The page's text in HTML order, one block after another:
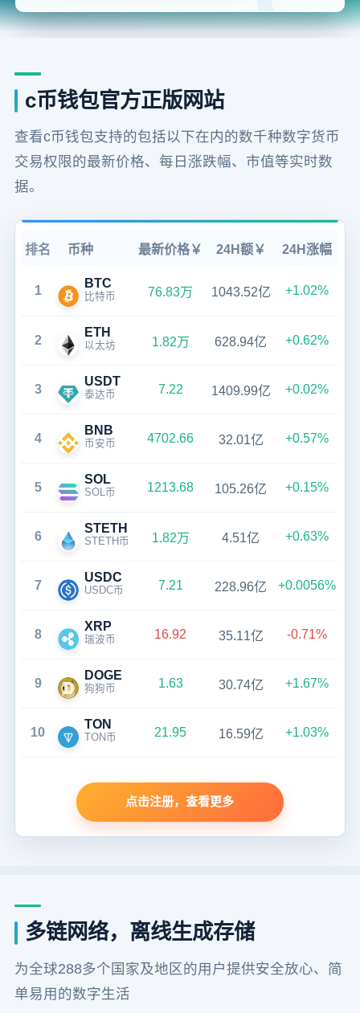
c币钱包官方正版网站
查看c币钱包支持的包括以下在内的数千种数字货币
交易权限的最新价格、每日涨跌幅、市值等实时数
据。
排名 币种 最新价格￥ 24H额￥ 24H涨幅
1
BTC
比特币 76.83万 1043.52亿 +1.02%
2
ETH
以太坊 1.82万 628.94亿 +0.62%
3
USDT
泰达币 7.22 1409.99亿 +0.02%
4
BNB
币安币 4702.66 32.01亿 +0.57%
5
SOL
SOL币 1213.68 105.26亿 +0.15%
6
STETH
STETH币 1.82万 4.51亿 +0.63%
7
USDC
USDC币 7.21 228.96亿 +0.0056%
8
XRP
瑞波币 16.92 35.11亿 -0.71%
9
DOGE
狗狗币 1.63 30.74亿 +1.67%
10
TON
TON币 21.95 16.59亿 +1.03%
点击注册，查看更多
多链网络，离线生成存储
为全球288多个国家及地区的用户提供安全放心、简
单易用的数字生活